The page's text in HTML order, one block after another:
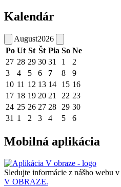
Kalendár
August2026
Po Ut St Št Pia So Ne
27 28 29 30 31 1
2
3
4 5 6 7 8
9
10 11 12 13 14 15 16
17 18 19 20 21 22 23
24 25 26 27 28 29 30
31 1 2 3 4 5 6
Mobilná aplikácia
Sledujte informácie z nášho webu v
V OBRAZE.